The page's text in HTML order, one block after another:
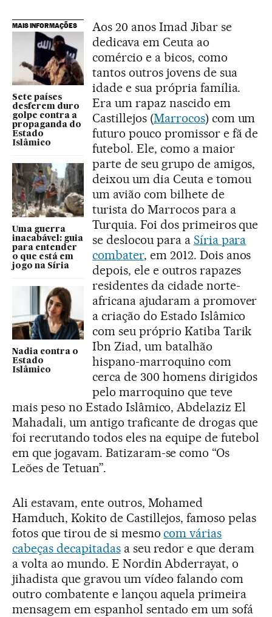
MAIS INFORMAÇÕES
Sete países
desferem duro
golpe contra a
propaganda do
Estado
Islâmico
Uma guerra
inacabável: guia
para entender
o que está em
jogo na Síria
Nadia contra o
Estado
Islâmico
Aos 20 anos Imad Jibar se
dedicava em Ceuta ao
comércio e a bicos, como
tantos outros jovens de sua
idade e sua própria família.
Era um rapaz nascido em
Castillejos (Marrocos) com um
futuro pouco promissor e fã de
futebol. Ele, como a maior
parte de seu grupo de amigos,
deixou um dia Ceuta e tomou
um avião com bilhete de
turista do Marrocos para a
Turquia. Foi dos primeiros que
se deslocou para a Síria para
combater, em 2012. Dois anos
depois, ele e outros rapazes
residentes da cidade norte-
africana ajudaram a promover
a criação do Estado Islâmico
com seu próprio Katiba Tarik
Ibn Ziad, um batalhão
hispano-marroquino com
cerca de 300 homens dirigidos
pelo marroquino que teve
mais peso no Estado Islâmico, Abdelaziz El
Mahadali, um antigo traficante de drogas que
foi recrutando todos eles na equipe de futebol
em que jogavam. Batizaram-se como “Os
Leões de Tetuan”.
Ali estavam, ente outros, Mohamed
Hamduch, Kokito de Castillejos, famoso pelas
fotos que tirou de si mesmocom várias
cabeças decapitadasa seu redor e que deram
a volta ao mundo. E Nordin Abderrayat, o
jihadista que gravou um vídeo falando com
outro combatente e lançou aquela primeira
mensagem em espanhol sentado em um sofá